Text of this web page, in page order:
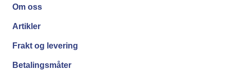
Om oss
Artikler
Frakt og levering
Betalingsmåter